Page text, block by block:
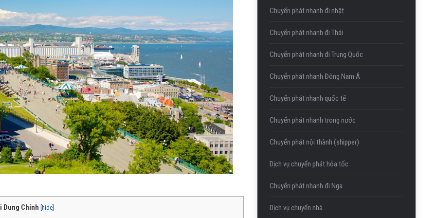
Dung Chính hide
Chuyển phát nhanh đi nhật
Chuyển phát nhanh đi Thái
Chuyển phát nhanh đi Trung Quốc
Chuyển phát nhanh Đông Nam Á
Chuyển phát nhanh quốc tế
Chuyển phát nhanh trong nước
Chuyển phát nội thành (shipper)
Dịch vụ chuyển phát hỏa tốc
Chuyển phát nhanh đi Nga
Dịch vụ chuyển nhà